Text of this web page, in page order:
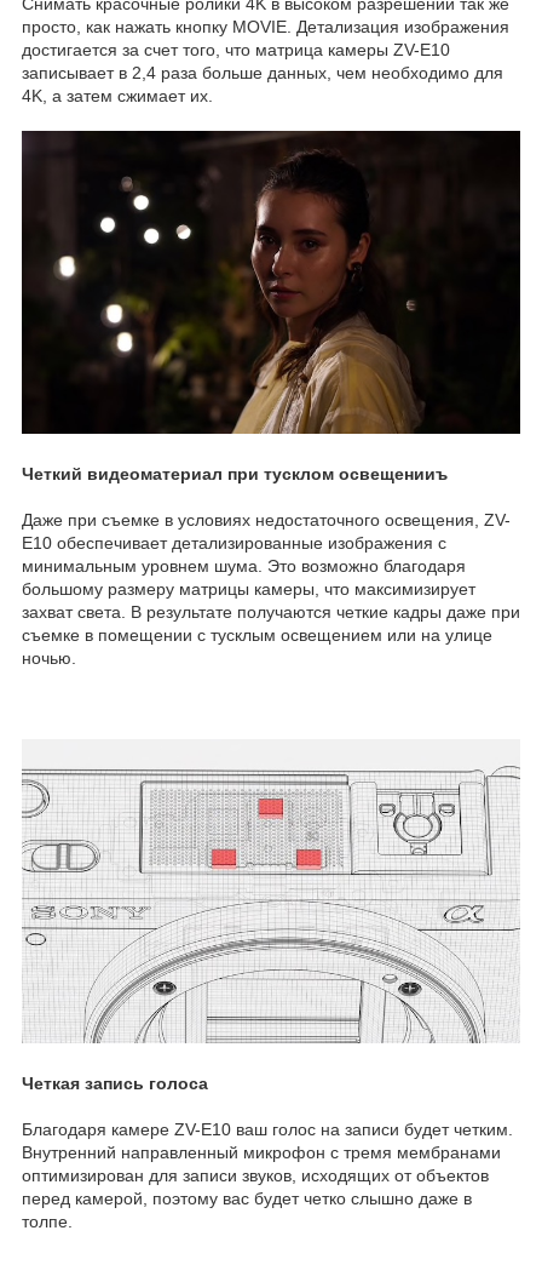
просто, как нажать кнопку MOVIE. Детализация изображения
достигается за счет того, что матрица камеры ZV-E10
записывает в 2,4 раза больше данных, чем необходимо для
4K, а затем сжимает их.
Четкий видеоматериал при тусклом освещенииъ
Даже при съемке в условиях недостаточного освещения, ZV-
E10 обеспечивает детализированные изображения с
минимальным уровнем шума. Это возможно благодаря
большому размеру матрицы камеры, что максимизирует
захват света. В результате получаются четкие кадры даже при
съемке в помещении с тусклым освещением или на улице
ночью.
Четкая запись голоса
Благодаря камере ZV-E10 ваш голос на записи будет четким.
Внутренний направленный микрофон с тремя мембранами
оптимизирован для записи звуков, исходящих от объектов
перед камерой, поэтому вас будет четко слышно даже в
толпе.